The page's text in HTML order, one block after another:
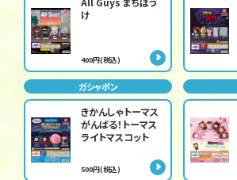
け
400円(税込)
ガシャポン
きかんしゃトーマス
がんばる！トーマス
ライトマスコット
500円(税込)